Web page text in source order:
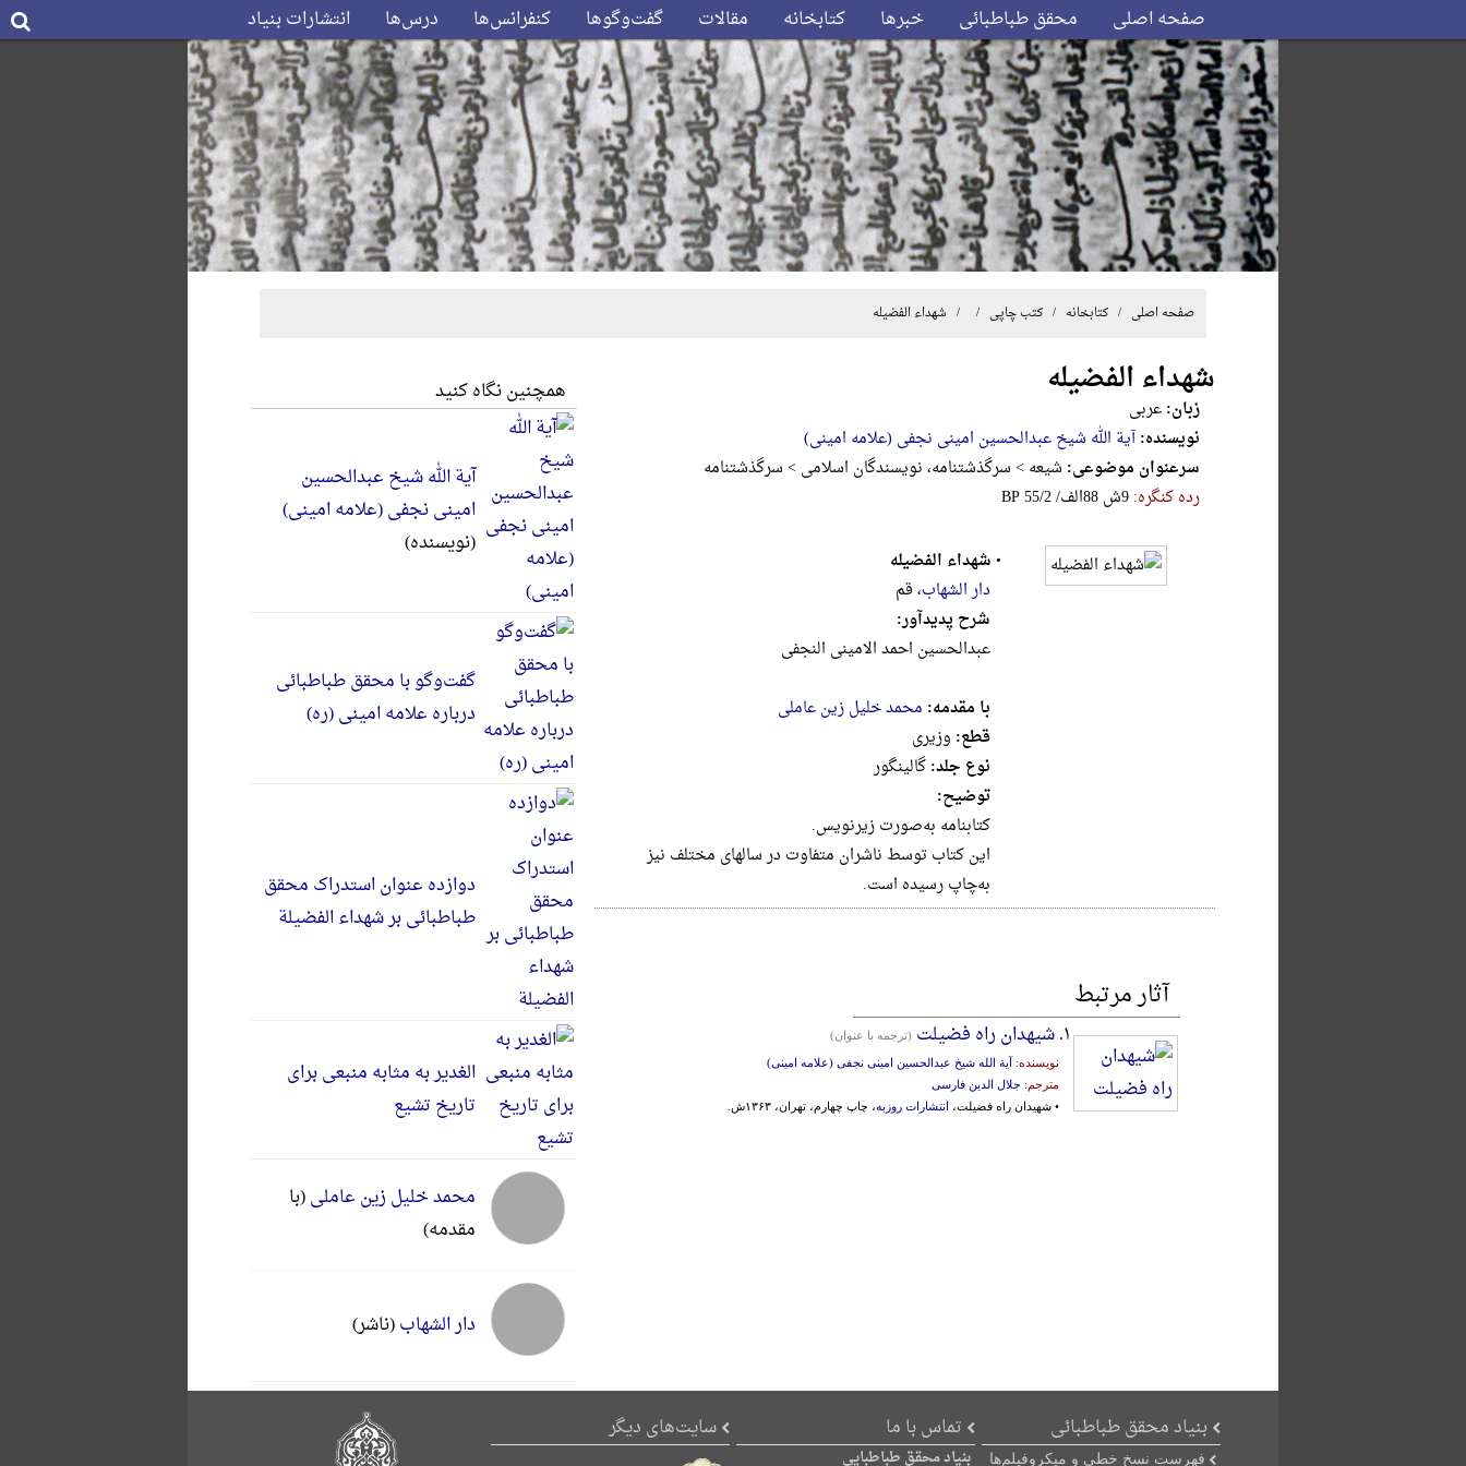
صفحه اصلی محقق طباطبائی خبرها کتابخانه مقالات گفت‌وگوها کنفرانس‌ها درس‌ها انتشارات بنیاد
صفحه اصلی / کتابخانه /کتب چاپی / / شهداء الفضیله
شهداء الفضیله
زبان:عربی
نویسنده:آیة الله شیخ عبدالحسین امینی نجفی (علامه امینی)
سرعنوان موضوعی: شیعه > سرگذشتنامه، نویسندگان اسلامی > سرگذشتنامه
رده کنگره:‎B‎‎‎P‎ ‎5‎5‎/‎2‎ ‎/‎الف‎8‎8‎ ‎ش‎9
•شهداء الفضیله
دار الشهاب، قم
شرح پدیدآور:
‌عبد‌الحسین‌ ‌احمد ‌الامینی‌ ‌النجفی‌
با مقدمه: محمد خلیل زین عاملی
قطع: وزيرى
نوع جلد:گالینگور
توضیح:
کتابنامه‌ به‌صورت‌ زیرنویس‌.
‌این‌ کتاب‌ توسط ناشر‌ان‌ متفاوت‌ در سالها‌ی‌ مختلف‌ نیز
به‌چاپ‌ رسیده‌ ‌است.‌
آثار مرتبط
۱. شیهدان راه فضیلت (ترجمه با عنوان)
نویسنده: آیة الله شیخ عبدالحسین امینی نجفی (علامه امینی)
مترجم: جلال الدین فارسی
• شهیدان راه فضیلت، انتشارات روزبه، چاپ چهارم، تهران، ۱۳۶۳ش.
همچنین نگاه کنید
آیة الله شیخ عبدالحسین
امینی نجفی (علامه امینی)
(نویسنده)
گفت‌وگو با محقق طباطبائی
درباره علامه امینی (ره)
دوازده عنوان استدراک محقق
طباطبائی بر شهداء الفضیلة
الغدیر به مثابه منبعی برای
تاریخ تشیع
محمد خلیل زین عاملی(با
مقدمه)
دار الشهاب(ناشر)
بنیاد محقق طباطبائی
فهرست نسخ خطی و میکروفیلم‌ها
تماس با ما
بنیاد محقق طباطبایی
سایت‌های دیگر